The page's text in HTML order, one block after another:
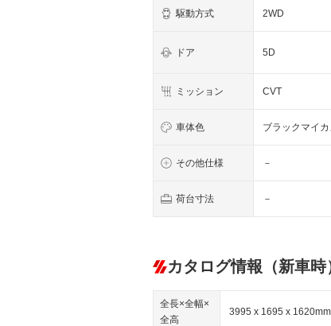
駆動方式 2WD
ドア 5D
ミッション CVT
車体色 ブラックマイ
その他仕様 －
荷台寸法 －
カタログ情報（新車時
全長×全幅×
全高
3995 x 1695 x 1620mm